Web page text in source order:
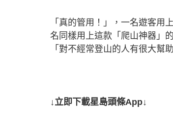
「真的管用！」，一名遊客用
名同樣用上這款「爬山神器」
「對不經常登山的人有很大幫
↓立即下載星島頭條App↓